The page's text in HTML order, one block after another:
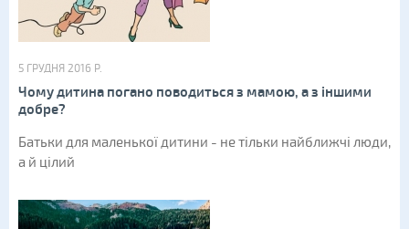
5 ГРУДНЯ 2016 Р.
Чому дитина погано поводиться з мамою, а з іншими
добре?
Батьки для маленької дитини - не тільки найближчі люди,
а й цілий